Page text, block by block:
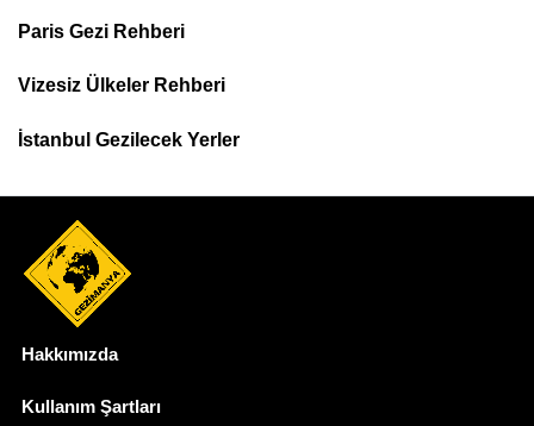
Top
Menu
Paris Gezi Rehberi
Vizesiz Ülkeler Rehberi
İstanbul Gezilecek Yerler
Hakkımızda
Kullanım Şartları